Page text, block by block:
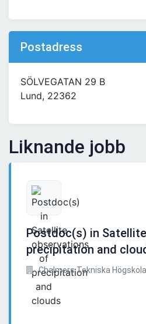
Postadress
SÖLVEGATAN 29 B
Lund, 22362
Liknande jobb
Postdoc(s) in
precipitation and
Chalmers Tekniska